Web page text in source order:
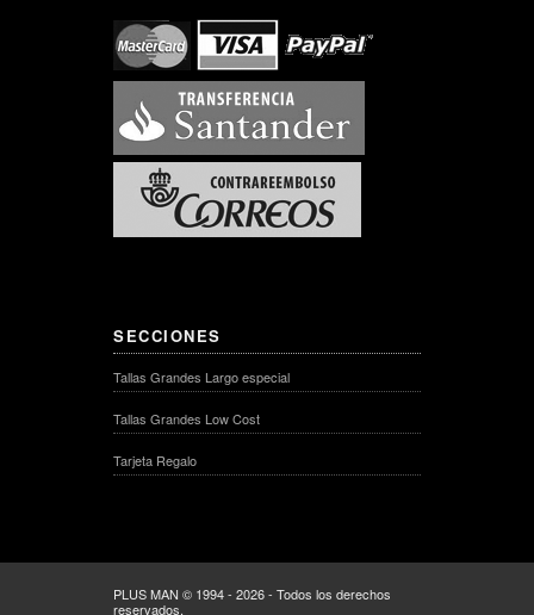
SECCIONES
Tallas Grandes Largo especial
Tallas Grandes Low Cost
Tarjeta Regalo
PLUS MAN © 1994 - 2026 - Todos los derechos
reservados.